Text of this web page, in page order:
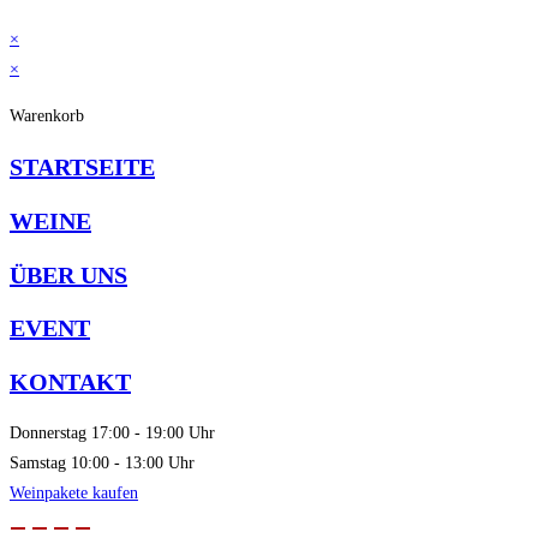
×
×
Warenkorb
STARTSEITE
WEINE
ÜBER UNS
EVENT
KONTAKT
Donnerstag 17:00 - 19:00 Uhr
Samstag 10:00 - 13:00 Uhr
Weinpakete kaufen